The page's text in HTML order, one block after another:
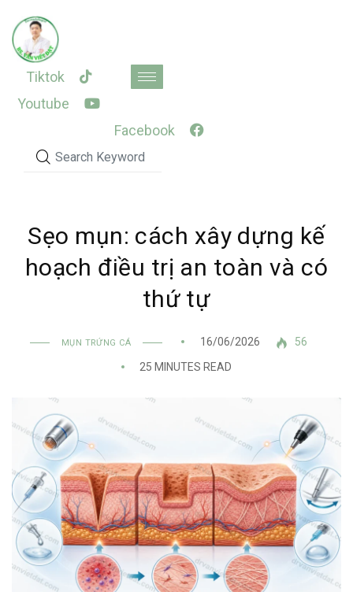
content
Tiktok
Youtube
Facebook
Sẹo mụn: cách xây dựng kế
hoạch điều trị an toàn và có
thứ tự
MỤN TRỨNG CÁ 16/06/2026
56
25 MINUTES READ